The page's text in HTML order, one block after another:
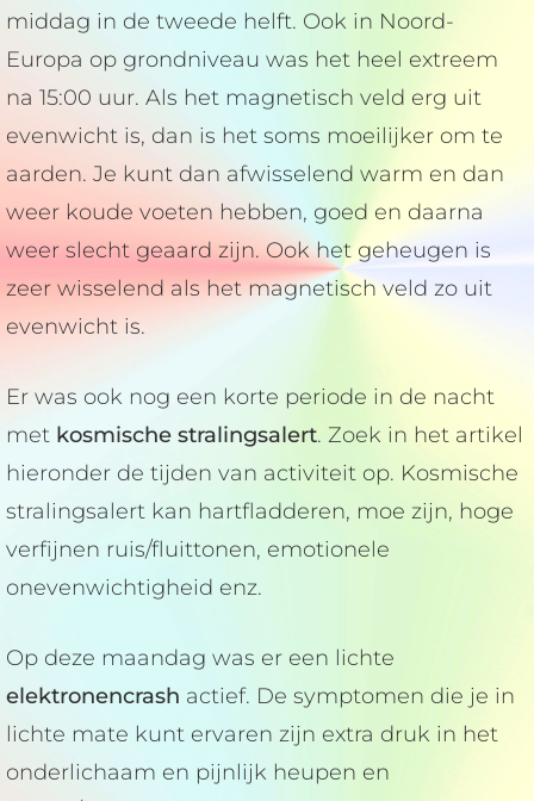
middag in de tweede helft. Ook in Noord-
Europa op grondniveau was het heel extreem
na 15:00 uur. Als het magnetisch veld erg uit
evenwicht is, dan is het soms moeilijker om te
aarden. Je kunt dan afwisselend warm en dan
weer koude voeten hebben, goed en daarna
weer slecht geaard zijn. Ook het geheugen is
zeer wisselend als het magnetisch veld zo uit
evenwicht is.
Er was ook nog een korte periode in de nacht
met kosmische stralingsalert. Zoek in het artikel
hieronder de tijden van activiteit op. Kosmische
stralingsalert kan hartfladderen, moe zijn, hoge
verfijnen ruis/fluittonen, emotionele
onevenwichtigheid enz.
Op deze maandag was er een lichte
elektronencrash actief. De symptomen die je in
lichte mate kunt ervaren zijn extra druk in het
onderlichaam en pijnlijk heupen en